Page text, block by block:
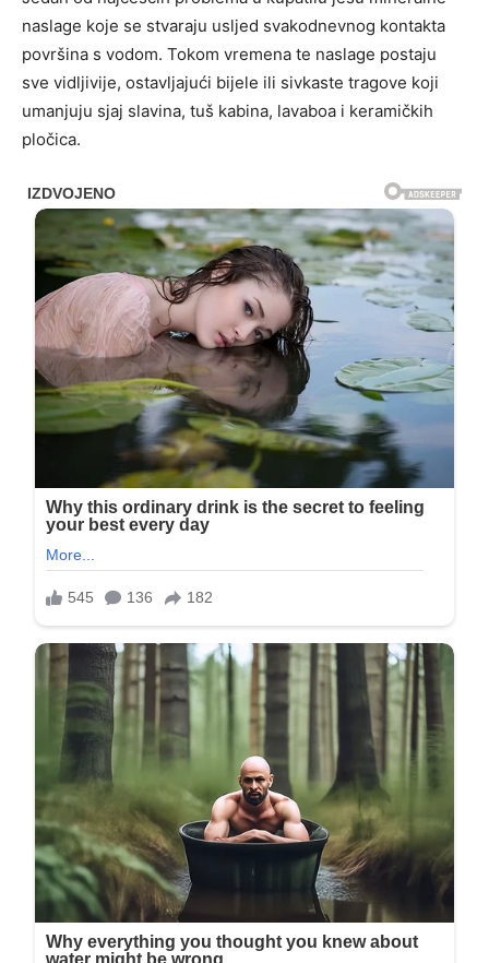
naslage koje se stvaraju usljed svakodnevnog kontakta
površina s vodom. Tokom vremena te naslage postaju
sve vidljivije, ostavljajući bijele ili sivkaste tragove koji
umanjuju sjaj slavina, tuš kabina, lavaboa i keramičkih
pločica.